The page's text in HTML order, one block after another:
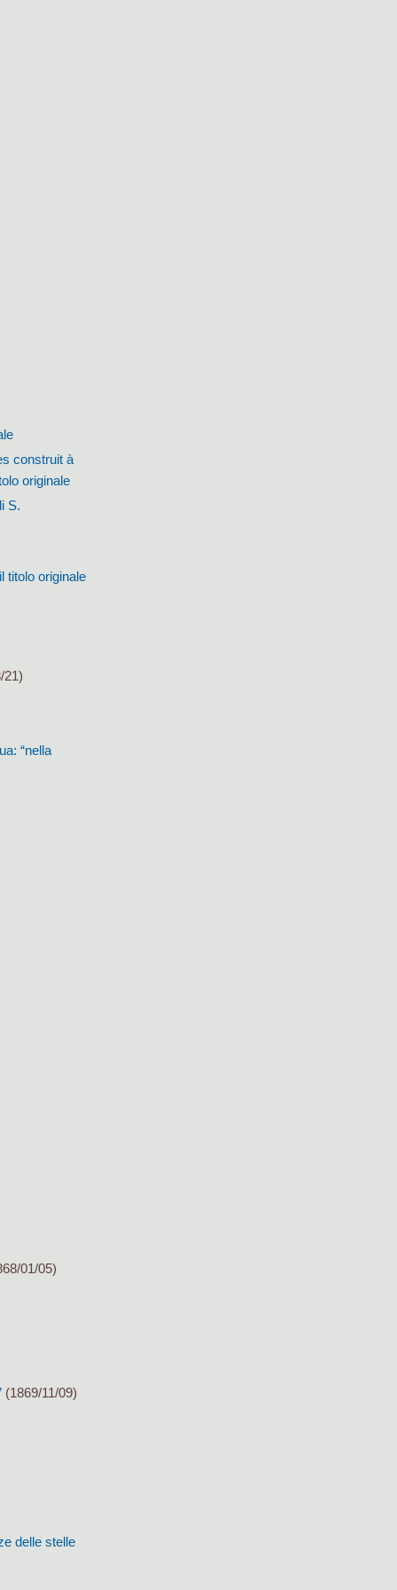
construit à
originale
S.
titolo originale
21)
“nella
01/05)
(1869/11/09)
delle stelle